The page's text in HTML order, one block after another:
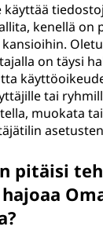
käyttää
kenellä on
on täysi
tai
muokata
pitäisi